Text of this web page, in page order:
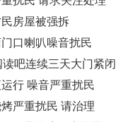
房屋被强拆
口喇叭噪音扰民
吧连续三天大门紧闭
行 噪音严重扰民
严重扰民 请治理